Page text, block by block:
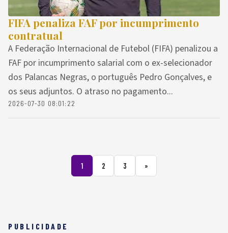
FIFA penaliza FAF por incumprimento
contratual
A Federação Internacional de Futebol (FIFA) penalizou a
FAF por incumprimento salarial com o ex-selecionador
dos Palancas Negras, o português Pedro Gonçalves, e
os seus adjuntos. O atraso no pagamento...
2026-07-30 08:01:22
1 2 3 »
PUBLICIDADE